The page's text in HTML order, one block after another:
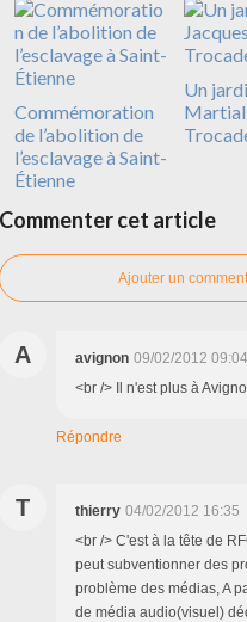
Commémoration
de l’abolition de
l’esclavage à Saint-
Étienne
Un
Martial
Commenter cet article
Ajouter un
A avignon 09/02/2012 09:04
<br /> Il n'est plus à
Répondre
T thierry 04/02/2012 16:35
<br /> C'est à la tête de
peut subventionner des
problème des médias, A
de média audio(visuel)